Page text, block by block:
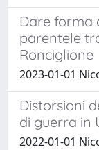
Dare forma
parentele
Ronciglione
2023-01-01
Distorsioni
di guerra in
2022-01-01